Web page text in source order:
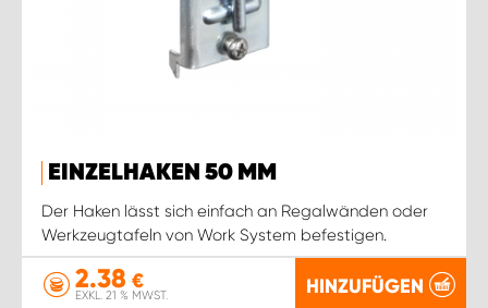
EINZELHAKEN 50 MM
Der Haken lässt sich einfach an Regalwänden oder
Werkzeugtafeln von Work System befestigen.
2.38 €
EXKL. 21 % MWST. HINZUFÜGEN